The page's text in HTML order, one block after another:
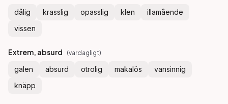
dålig krasslig opasslig klen
illamående
vissen
Extrem, absurd (vardagligt)
galen absurd otrolig makalös
vansinnig
knäpp